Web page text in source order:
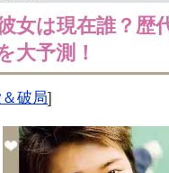
女は現在誰？歴
大予測！
破局]